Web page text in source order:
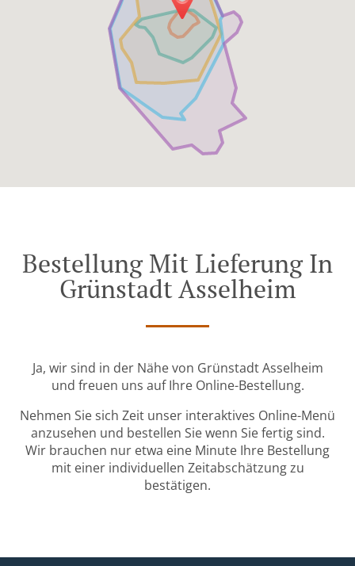
Bestellung Mit Lieferung In
Grünstadt Asselheim
Ja, wir sind in der Nähe von Grünstadt Asselheim
und freuen uns auf Ihre Online-Bestellung.
Nehmen Sie sich Zeit unser interaktives Online-Menü
anzusehen und bestellen Sie wenn Sie fertig sind.
Wir brauchen nur etwa eine Minute Ihre Bestellung
mit einer individuellen Zeitabschätzung zu
bestätigen.